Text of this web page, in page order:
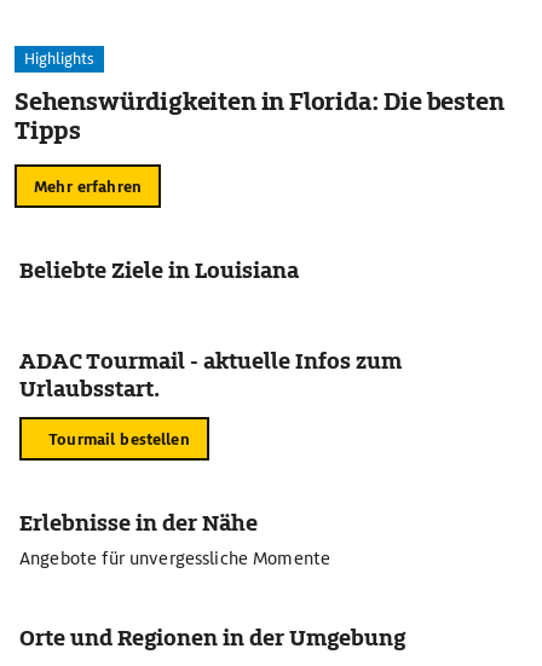
Highlights
Sehenswürdigkeiten in Florida: Die besten
Tipps
Mehr erfahren
Beliebte Ziele in Louisiana
ADAC Tourmail - aktuelle Infos zum
Urlaubsstart.
Tourmail bestellen
Erlebnisse in der Nähe
Angebote für unvergessliche Momente
Orte und Regionen in der Umgebung